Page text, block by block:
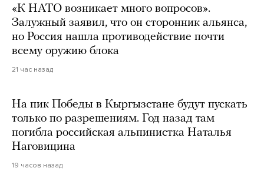
«К НАТО возникает много вопросов».
Залужный заявил, что он сторонник альянса,
но Россия нашла противодействие почти
всему оружию блока
21 час назад
На пик Победы в Кыргызстане будут пускать
только по разрешениям. Год назад там
погибла российская альпинистка Наталья
Наговицина
19 часов назад